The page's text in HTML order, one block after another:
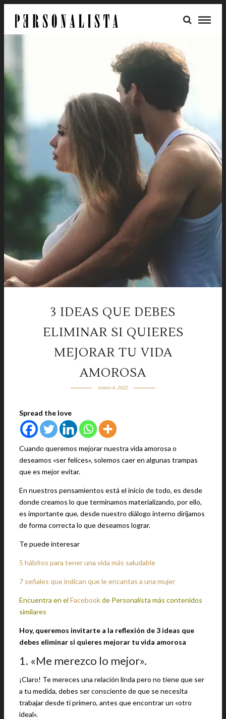
3 IDEAS QUE DEBES
ELIMINAR SI QUIERES
MEJORAR TU VIDA
AMOROSA
enero 6, 2022
Spread the love
Cuando queremos mejorar nuestra vida amorosa o
deseamos «ser felices», solemos caer en algunas trampas
que es mejor evitar.
En nuestros pensamientos está el inicio de todo, es desde
donde creamos lo que terminamos materializando, por ello,
es importante que, desde nuestro diálogo interno dirijamos
de forma correcta lo que deseamos lograr.
Te puede interesar
5 hábitos para tener una vida más saludable
7 señales que indican que le encantas a una mujer
Encuentra en el Facebookde Personalista más contenidos
similares
Hoy, queremos invitarte a la reflexión de 3 ideas que
debes eliminar si quieres mejorar tu vida amorosa
1. «Me merezco lo mejor».
¡Claro! Te mereces una relación linda pero no tiene que ser
a tu medida, debes ser consciente de que se necesita
trabajar desde ti primero, antes que encontrar un «otro
ideal».